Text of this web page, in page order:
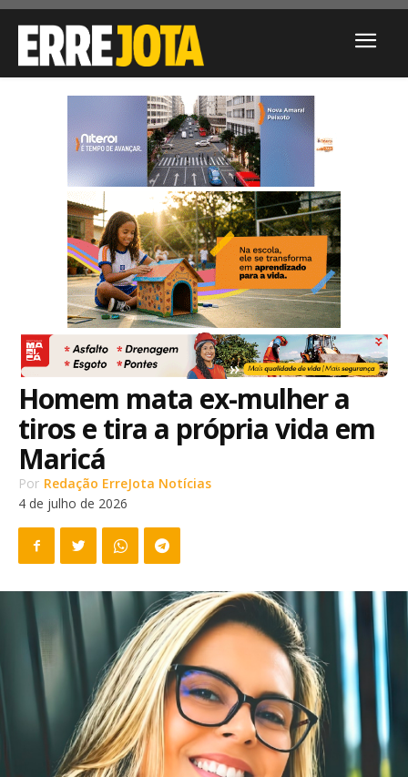
Homem mata ex-mulher a
tiros e tira a própria vida em
Maricá
Por Redação ErreJota Notícias
4 de julho de 2026